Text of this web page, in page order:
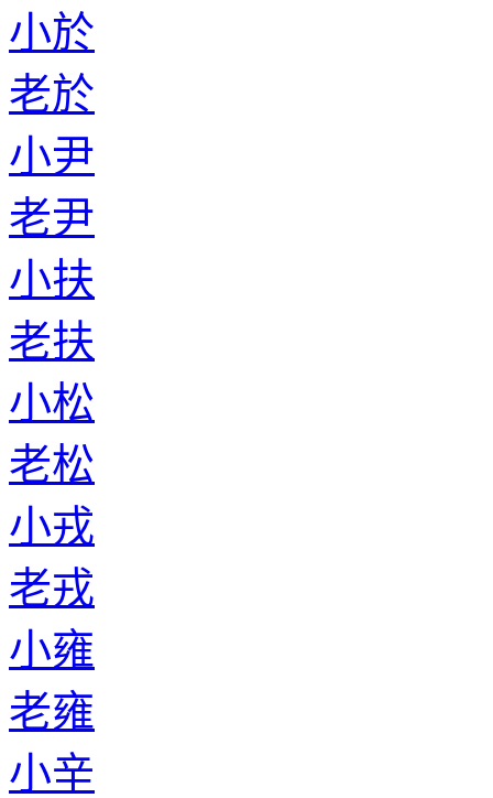
小於
老於
小尹
老尹
小扶
老扶
小松
老松
小戎
老戎
小雍
老雍
小辛